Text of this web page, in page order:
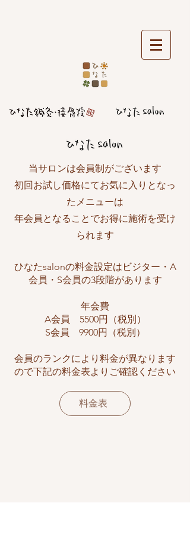
当サロンは会員制がございます
初回お試し価格にてお気に入りとなっ
たメニューは
​年会員となることでお得に施術を受け
られます​
ひなたsalonの料金設定はビジター・​A
会員・S会員の3段階があります
年会費
A会員 5500円（税別）​
S会員 9900円（税別）
会員のランクにより料金が異なります
ので下記の料金表よりご確認ください
料金表